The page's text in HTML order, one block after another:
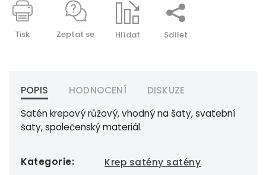
Tisk Zeptat se Hlídat Sdílet
POPIS HODNOCENÍ
DISKUZE
Satén krepový růžový, vhodný na šaty, svatební
šaty, společenský materiál.
Kategorie:
Krep satény satény